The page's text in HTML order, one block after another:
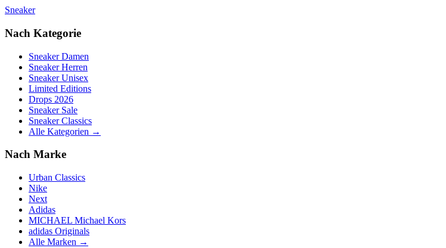
Sneaker
Nach Kategorie
Sneaker Damen
Sneaker Herren
Sneaker Unisex
Limited Editions
Drops 2026
Sneaker Sale
Sneaker Classics
Alle Kategorien →
Nach Marke
Urban Classics
Nike
Next
Adidas
MICHAEL Michael Kors
adidas Originals
Alle Marken →